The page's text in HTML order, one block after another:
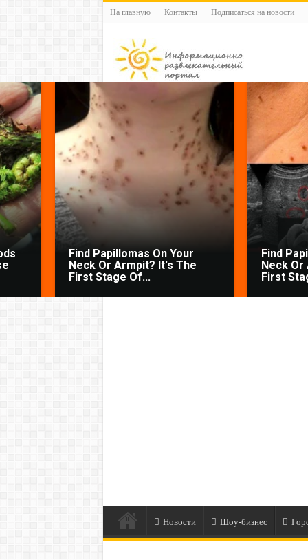
На главную Контакты Подписаться на новости
Find Papillomas On Your
Neck Or Armpit? It's The
First Stage Of...
Find
Neck Or
First
Новости Шоу-бизнес